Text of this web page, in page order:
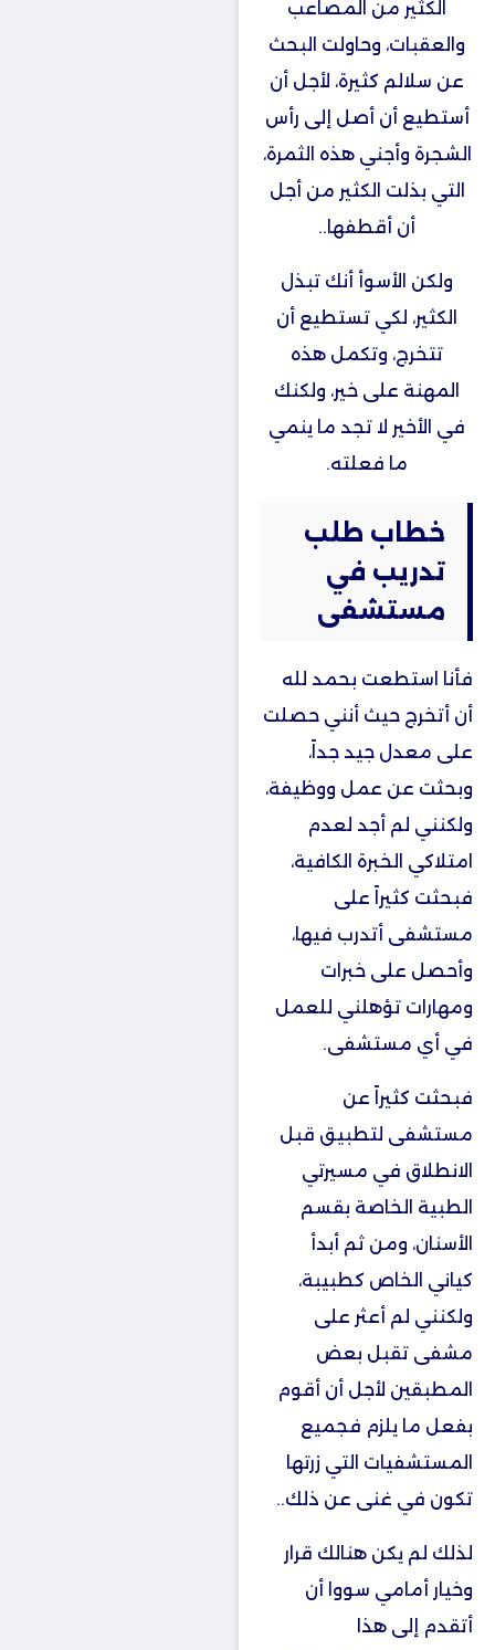
الكثير من المصاعب
والعقبات، وحاولت البحث
عن سلالم كثيرة، لأجل أن
أستطيع أن أصل إلى رأس
الشجرة وأجني هذه الثمرة،
التي بذلت الكثير من أجل
أن أقطفها..
ولكن الأسوأ أنك تبذل
الكثير، لكي تستطيع أن
تتخرج، وتكمل هذه
المهنة على خير، ولكنك
في الأخير لا تجد ما ينمي
ما فعلته.
خطاب طلب
تدريب في
مستشفى
فأنا استطعت بحمد لله
أن أتخرج حيث أنني حصلت
على معدل جيد جداً،
وبحثت عن عمل ووظيفة،
ولكنني لم أجد لعدم
امتلاكي الخبرة الكافية،
فبحثت كثيراً على
مستشفى أتدرب فيها،
وأحصل على خبرات
ومهارات تؤهلني للعمل
في أي مستشفى.
فبحثت كثيراً عن
مستشفى لتطبيق قبل
الانطلاق في مسيرتي
الطبية الخاصة بقسم
الأسنان، ومن ثم أبدأ
كياني الخاص كطبيبة،
ولكنني لم أعثر على
مشفى تقبل بعض
المطبقين لأجل أن أقوم
بفعل ما يلزم فجميع
المستشفيات التي زرتها
تكون في غنى عن ذلك..
لذلك لم يكن هنالك قرار
وخيار أمامي سووا أن
أتقدم إلى هذا